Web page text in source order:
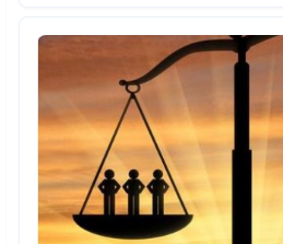
收财产"严重情节"包括造成传染
形成产业链等情形。特别严重的
刑，犯罪所得100%追缴。 血液制